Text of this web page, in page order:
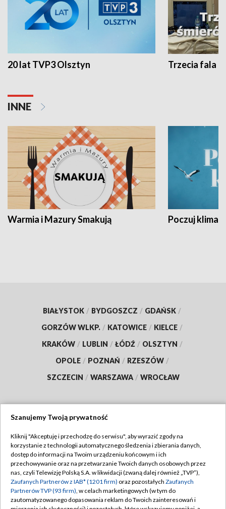
20 lat TVP3 Olsztyn Trzecia fala -
INNE
Warmia i Mazury Smakują Poczuj klimat
BIAŁYSTOK / BYDGOSZCZ / GDAŃSK /
GORZÓW WLKP. / KATOWICE / KIELCE /
KRAKÓW / LUBLIN / ŁÓDŹ / OLSZTYN /
OPOLE / POZNAŃ / RZESZÓW /
SZCZECIN / WARSZAWA / WROCŁAW
TVP
Abonament TVP
Emisja w TVP
Centrum informacji TVP
Regulamin TVP
Polityka prywatności
Moje zgody
Szanujemy Twoją prywatność
Kliknij "Akceptuję i przechodzę do serwisu", aby wyrazić zgody na
korzystanie z technologii automatycznego śledzenia i zbierania danych,
dostęp do informacji na Twoim urządzeniu końcowym i ich
przechowywanie oraz na przetwarzanie Twoich danych osobowych przez
nas, czyli Telewizję Polską S.A. w likwidacji (zwaną dalej również „TVP”),
Zaufanych Partnerów z IAB* (1201 firm) oraz pozostałych Zaufanych
Partnerów TVP (93 firm), w celach marketingowych (w tym do
zautomatyzowanego dopasowania reklam do Twoich zainteresowań i